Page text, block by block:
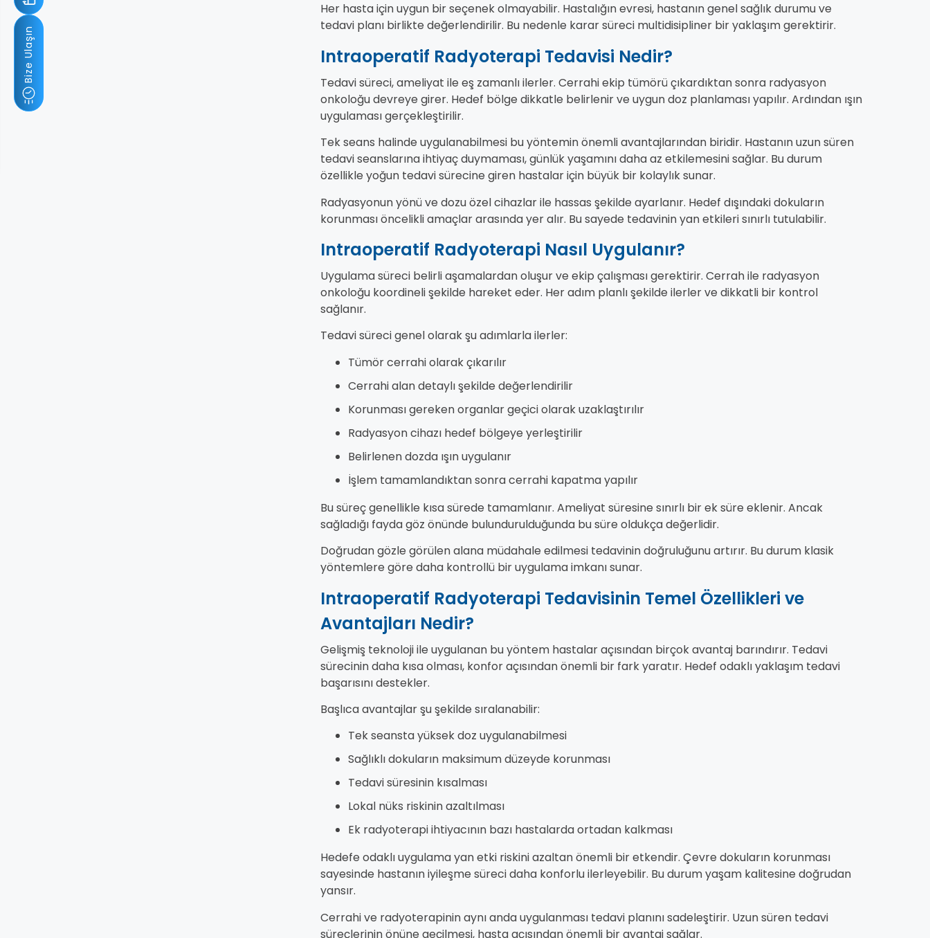
Her hasta için uygun bir seçenek olmayabilir. Hastalığın evresi, hastanın genel sağlık durumu ve
tedavi planı birlikte değerlendirilir. Bu nedenle karar süreci multidisipliner bir yaklaşım gerektirir.
Intraoperatif Radyoterapi Tedavisi Nedir?
Tedavi süreci, ameliyat ile eş zamanlı ilerler. Cerrahi ekip tümörü çıkardıktan sonra radyasyon
onkoloğu devreye girer. Hedef bölge dikkatle belirlenir ve uygun doz planlaması yapılır. Ardından ışın
uygulaması gerçekleştirilir.
Tek seans halinde uygulanabilmesi bu yöntemin önemli avantajlarından biridir. Hastanın uzun süren
tedavi seanslarına ihtiyaç duymaması, günlük yaşamını daha az etkilemesini sağlar. Bu durum
özellikle yoğun tedavi sürecine giren hastalar için büyük bir kolaylık sunar.
Radyasyonun yönü ve dozu özel cihazlar ile hassas şekilde ayarlanır. Hedef dışındaki dokuların
korunması öncelikli amaçlar arasında yer alır. Bu sayede tedavinin yan etkileri sınırlı tutulabilir.
Intraoperatif Radyoterapi Nasıl Uygulanır?
Uygulama süreci belirli aşamalardan oluşur ve ekip çalışması gerektirir. Cerrah ile radyasyon
onkoloğu koordineli şekilde hareket eder. Her adım planlı şekilde ilerler ve dikkatli bir kontrol
sağlanır.
Tedavi süreci genel olarak şu adımlarla ilerler:
Tümör cerrahi olarak çıkarılır
Cerrahi alan detaylı şekilde değerlendirilir
Korunması gereken organlar geçici olarak uzaklaştırılır
Radyasyon cihazı hedef bölgeye yerleştirilir
Belirlenen dozda ışın uygulanır
İşlem tamamlandıktan sonra cerrahi kapatma yapılır
Bu süreç genellikle kısa sürede tamamlanır. Ameliyat süresine sınırlı bir ek süre eklenir. Ancak
sağladığı fayda göz önünde bulundurulduğunda bu süre oldukça değerlidir.
Doğrudan gözle görülen alana müdahale edilmesi tedavinin doğruluğunu artırır. Bu durum klasik
yöntemlere göre daha kontrollü bir uygulama imkanı sunar.
Intraoperatif Radyoterapi Tedavisinin Temel Özellikleri ve
Avantajları Nedir?
Gelişmiş teknoloji ile uygulanan bu yöntem hastalar açısından birçok avantaj barındırır. Tedavi
sürecinin daha kısa olması, konfor açısından önemli bir fark yaratır. Hedef odaklı yaklaşım tedavi
başarısını destekler.
Başlıca avantajlar şu şekilde sıralanabilir:
Tek seansta yüksek doz uygulanabilmesi
Sağlıklı dokuların maksimum düzeyde korunması
Tedavi süresinin kısalması
Lokal nüks riskinin azaltılması
Ek radyoterapi ihtiyacının bazı hastalarda ortadan kalkması
Hedefe odaklı uygulama yan etki riskini azaltan önemli bir etkendir. Çevre dokuların korunması
sayesinde hastanın iyileşme süreci daha konforlu ilerleyebilir. Bu durum yaşam kalitesine doğrudan
yansır.
Cerrahi ve radyoterapinin aynı anda uygulanması tedavi planını sadeleştirir. Uzun süren tedavi
süreçlerinin önüne geçilmesi, hasta açısından önemli bir avantaj sağlar.
Bize Ulaşın